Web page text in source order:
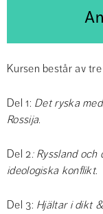
Kursen består av
Del 1: Det ryska
Rossija.
Del 2: Ryssland
ideologiska konflikt.
Del 3: Hjältar i dikt